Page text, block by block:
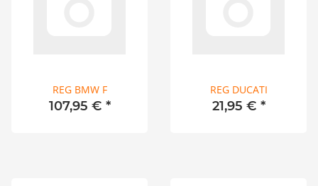
REG BMW F
107,95 € *
REG DUCATI
21,95 € *